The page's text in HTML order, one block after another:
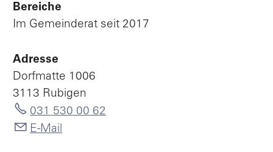
Bereiche
Im Gemeinderat seit 2017
Adresse
Dorfmatte 1006
3113 Rubigen
031 530 00 62
E-Mail